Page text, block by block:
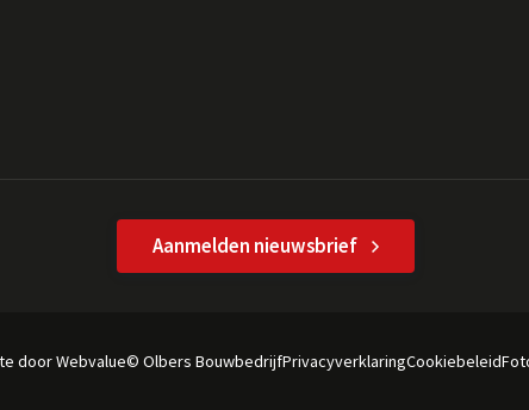
Aanmelden nieuwsbrief
door Webvalue© Olbers BouwbedrijfPrivacyverklaringCookiebeleid